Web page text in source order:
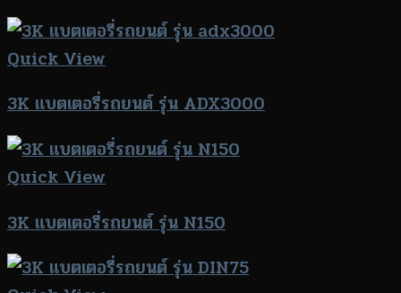
Quick View
3K แบตเตอรี่รถยนต์ รุ่น ADX3000
Quick View
3K แบตเตอรี่รถยนต์ รุ่น N150